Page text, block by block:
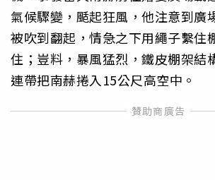
氣候驟變，颳起狂風，他注意到廣
被吹到翻起，情急之下用繩子繫住
住；豈料，暴風猛烈，鐵皮棚架結
連帶把南赫捲入15公尺高空中。